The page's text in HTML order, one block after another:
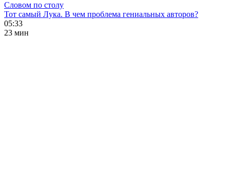
Словом по столу
Тот самый Лука. В чем проблема гениальных авторов?
05:33
23 мин